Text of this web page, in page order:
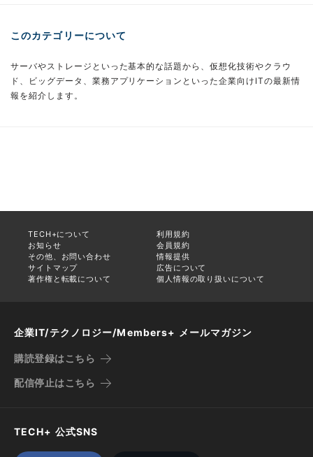
このカテゴリーについて
サーバやストレージといった基本的な話題から、仮想化技術やクラウ
ド、ビッグデータ、業務アプリケーションといった企業向けITの最新情
報を紹介します。
TECH+について
利用規約
お知らせ
会員規約
その他、お問い合わせ
情報提供
サイトマップ
広告について
著作権と転載について
個人情報の取り扱いについて
企業IT/テクノロジー/Members+ メールマガジン
購読登録はこちら
配信停止はこちら
TECH+ 公式SNS